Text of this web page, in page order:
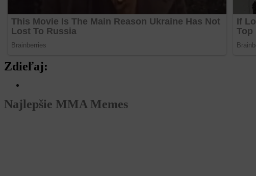
Zdieľaj:
Najlepšie MMA Memes